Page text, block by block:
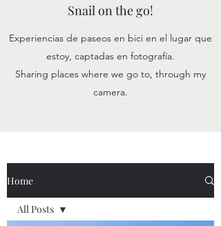
Snail on the go!
Experiencias de paseos en bici en el lugar que
estoy, captadas en fotografía.
Sharing places where we go to, through my
camera.
Home
All Posts